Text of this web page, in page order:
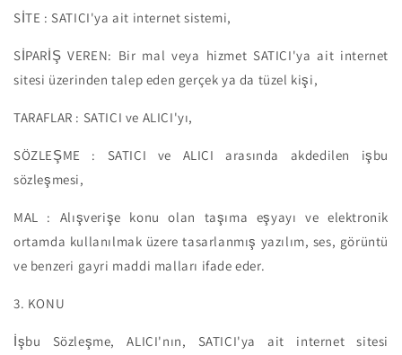
SİTE : SATICI'ya ait internet sistemi,
SİPARİŞ VEREN: Bir mal veya hizmet SATICI'ya ait internet
sitesi üzerinden talep eden gerçek ya da tüzel kişi,
TARAFLAR : SATICI ve ALICI'yı,
SÖZLEŞME : SATICI ve ALICI arasında akdedilen işbu
sözleşmesi,
MAL : Alışverişe konu olan taşıma eşyayı ve elektronik
ortamda kullanılmak üzere tasarlanmış yazılım, ses, görüntü
ve benzeri gayri maddi malları ifade eder.
3. KONU
İşbu Sözleşme, ALICI'nın, SATICI'ya ait internet sitesi